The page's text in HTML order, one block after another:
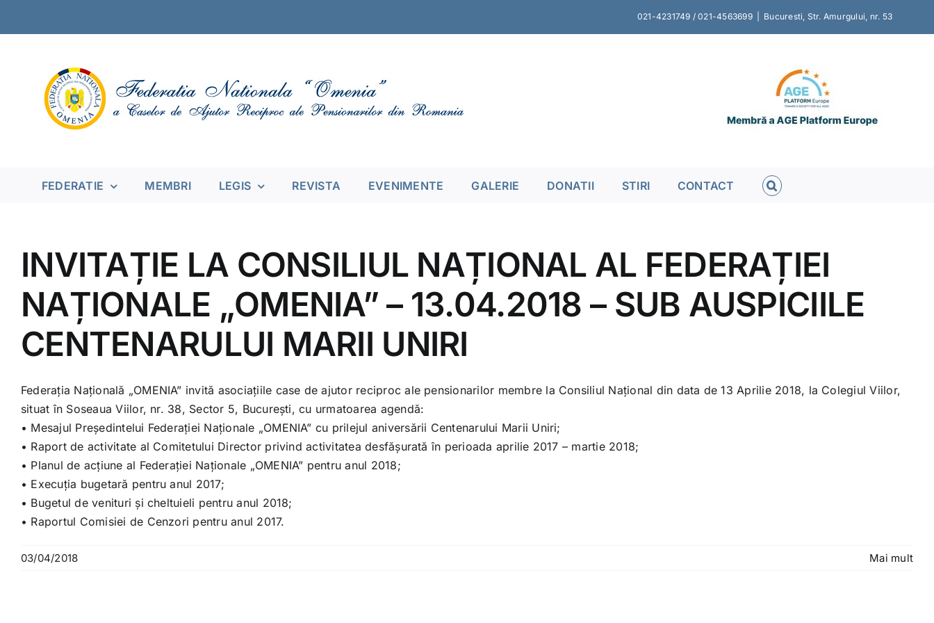
021-4231749 / 021-4563699 Bucuresti, Str. Amurgului, nr. 53
FEDERATIE MEMBRI LEGIS REVISTA EVENIMENTE GALERIE DONATII STIRI CONTACT
INVITAȚIE LA CONSILIUL NAȚIONAL AL FEDERAȚIEI
NAȚIONALE „OMENIA” – 13.04.2018 – SUB AUSPICIILE
CENTENARULUI MARII UNIRI
Federația Națională „OMENIA” invită asociațiile case de ajutor reciproc ale pensionarilor membre la Consiliul Național din data de 13 Aprilie 2018, la Colegiul Viilor,
situat în Soseaua Viilor, nr. 38, Sector 5, București, cu urmatoarea agendă:
• Mesajul Președintelui Federației Naționale „OMENIA” cu prilejul aniversării Centenarului Marii Uniri;
• Raport de activitate al Comitetului Director privind activitatea desfășurată în perioada aprilie 2017 – martie 2018;
• Planul de acțiune al Federației Naționale „OMENIA” pentru anul 2018;
• Execuția bugetară pentru anul 2017;
• Bugetul de venituri și cheltuieli pentru anul 2018;
• Raportul Comisiei de Cenzori pentru anul 2017.
03/04/2018 Mai mult